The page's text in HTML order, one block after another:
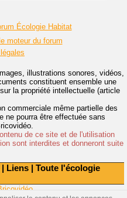
Liens
Toute l'écologie
Écologie Habitat
moteur du forum
illustrations sonores, vidéos,
constituent ensemble une
la propriété intellectuelle (article
commerciale même partielle des
ne pourra être effectuée sans
de ce site et de l'utilisation
sont interdites et donneront suite